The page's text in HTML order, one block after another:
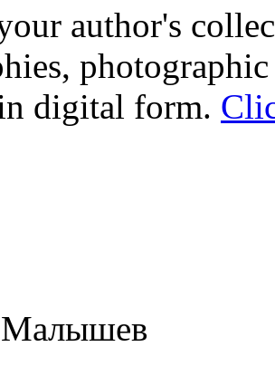
author's
digital form.